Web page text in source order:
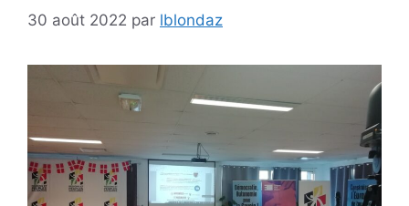
30 août 2022 par lblondaz